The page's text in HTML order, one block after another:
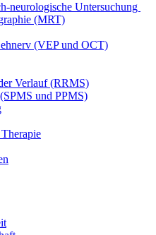
neurologische Untersuchung
(MRT)
(VEP und OCT)
Verlauf (RRMS)
und PPMS)